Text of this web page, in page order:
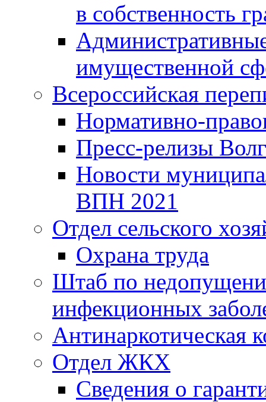
в собственность
имущественной
Всероссийская
Нормативно-
Пресс-релизы
Новости
ВПН 2021
Отдел сельского
Охрана труда
Штаб по
инфекционных
Антинаркотическая
Отдел ЖКХ
Сведения о